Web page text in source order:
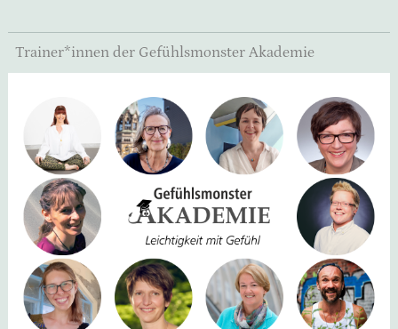
Trainer*innen der Gefühlsmonster Akademie